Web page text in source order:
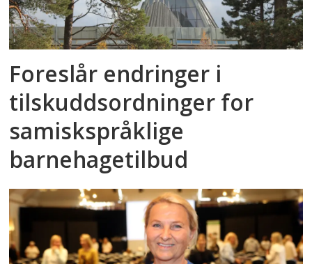
Foreslår endringer i
tilskuddsordninger for
samiskspråklige
barnehagetilbud